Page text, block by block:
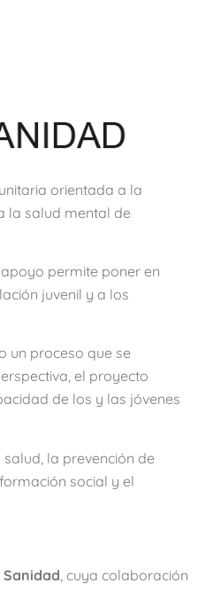
orientada a la
la salud mental de
apoyo permite poner en
juvenil y a los
un proceso que se
el proyecto
de los y las jóvenes
la prevención de
social y el
, cuya colaboración